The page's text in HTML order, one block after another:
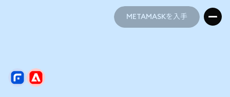
METAMASKを入手